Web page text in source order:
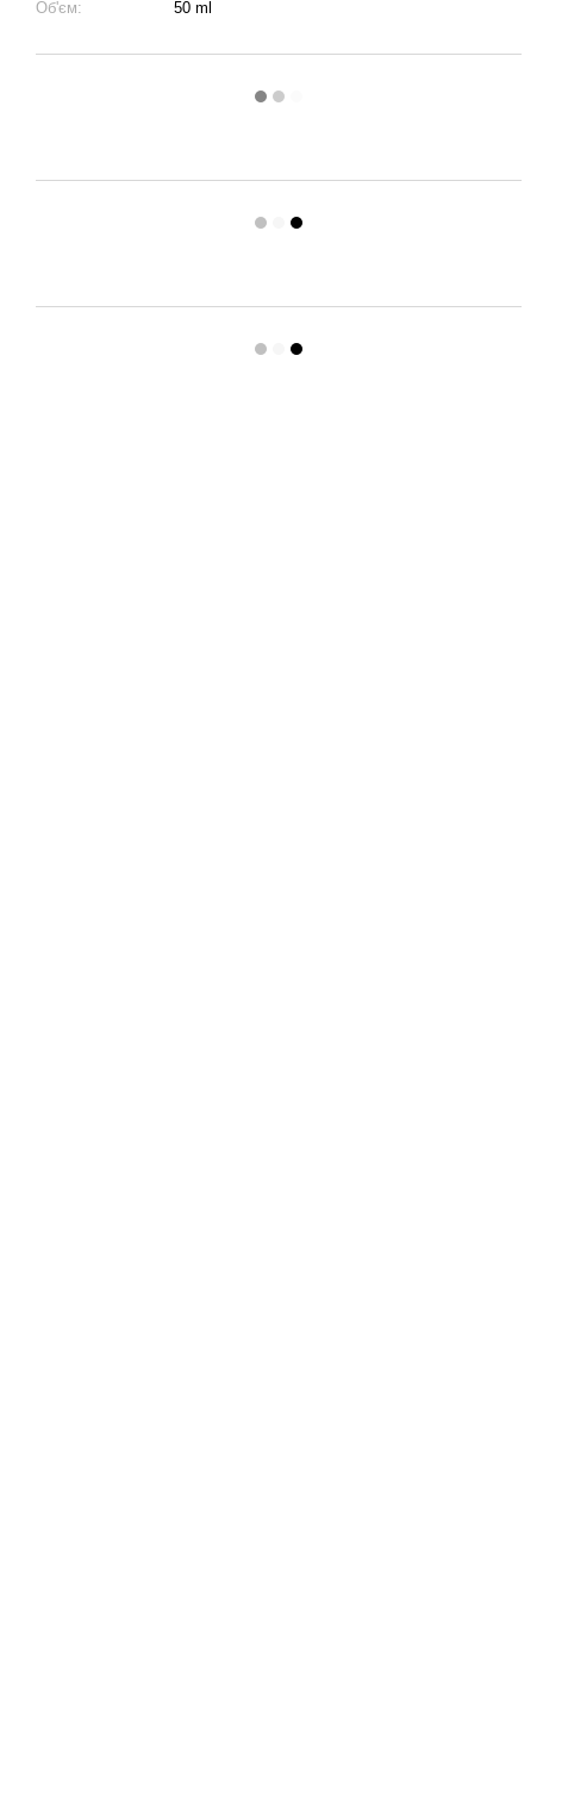
Об'єм:
50 ml